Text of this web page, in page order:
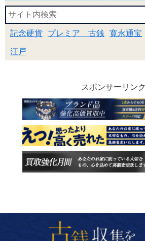
記念硬貨 プレミア 古銭 寛永通宝
江戸
スポンサーリンク